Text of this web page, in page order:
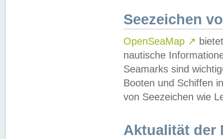
Seezeichen
OpenSeaMap ↗
nautische
Seamarks sind
Booten und Schiffen
von Seezeichen wie
Aktualität der